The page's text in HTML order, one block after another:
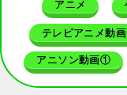
アニメ
テレビアニメ動画
アニソン動画①